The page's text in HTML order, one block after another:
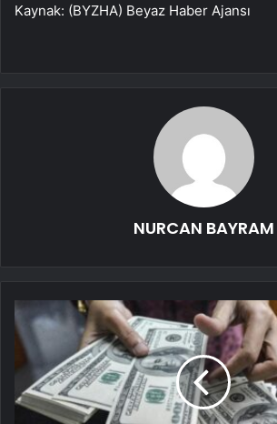
Kaynak: (BYZHA) Beyaz Haber Ajansı
NURCAN BAYRAM